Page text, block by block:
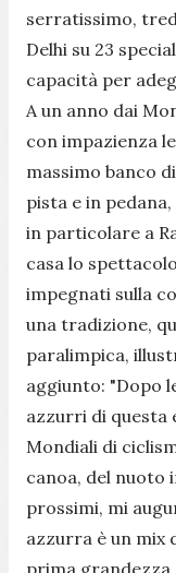
serratissimo,
Delhi su 23
capacità per
A un anno dai
con impazienza
massimo banco
pista e in
in particolare a
casa lo
impegnati sulla
una tradizione,
paralimpica,
aggiunto: "Dopo
azzurri di questa
Mondiali di
canoa, del nuoto
prossimi, mi
azzurra è un mix
prima